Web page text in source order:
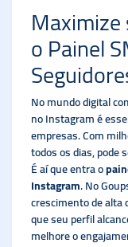
o Painel
No mundo digital
no Instagram é
empresas. Com
todos os dias, pode
É aí que entra o
Instagram. No
crescimento de alta
que seu perfil
melhore o